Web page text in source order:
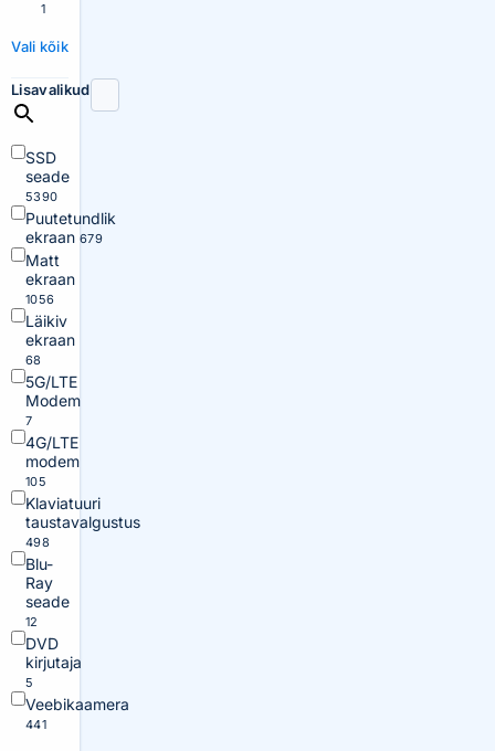
1
Vali kõik
Lisavalikud
SSD
seade
5390
Puutetundlik
ekraan 679
Matt
ekraan
1056
Läikiv
ekraan
68
5G/LTE
Modem
7
4G/LTE
modem
105
Klaviatuuri
taustavalgustus
498
Blu-
Ray
seade
12
DVD
kirjutaja
5
Veebikaamera
441